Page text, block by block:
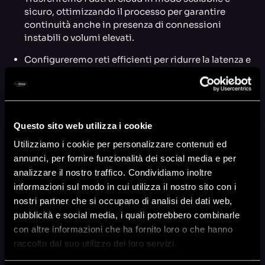
Questo sito web utilizza i cookie
Utilizziamo i cookie per personalizzare contenuti ed
annunci, per fornire funzionalità dei social media e per
analizzare il nostro traffico. Condividiamo inoltre
informazioni sul modo in cui utilizza il nostro sito con i
nostri partner che si occupano di analisi dei dati web,
pubblicità e social media, i quali potrebbero combinarle
con altre informazioni che ha fornito loro o che hanno
raccolto dal suo utilizzo dei loro servizi.
sicuro, ottimizzando il processo per garantire
continuità anche in presenza di connessioni
instabili o volumi elevati.
Configureremo reti efficienti per ridurre la latenza e
l’elaborazione in tempo reale.
reale, assicurando operatività continua,
per migliorare le performance sul campo.
Implementeremo soluzioni di storage scalabili,
ottimizzando i costi e garantendo sicurezza e
insieme alle esigenze del tuo business.
Supporteremo l’uso strategico dei dati raccolti,
trasformandoli in strumenti utili per decisioni